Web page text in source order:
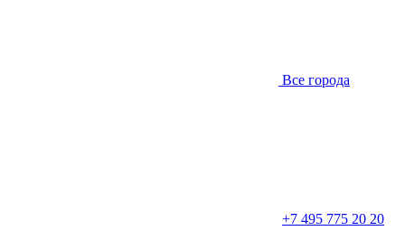
Все города
+7 495 775 20 20